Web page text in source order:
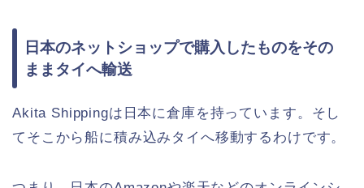
日本のネットショップで購入したものをその
ままタイへ輸送
Akita Shippingは日本に倉庫を持っています。そし
てそこから船に積み込みタイへ移動するわけです。